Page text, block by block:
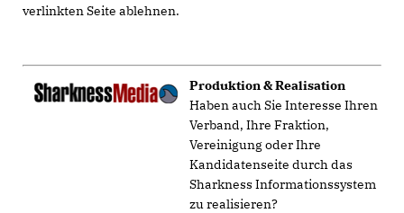
verlinkten Seite ablehnen.
Produktion & Realisation
Haben auch Sie Interesse Ihren
Verband, Ihre Fraktion,
Vereinigung oder Ihre
Kandidatenseite durch das
Sharkness Informationssystem
zu realisieren?